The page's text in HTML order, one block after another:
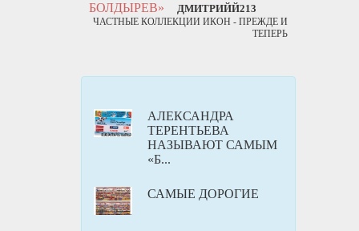
БОЛДЫРЕВ»
ДМИТРИЙЙ213
ЧАСТНЫЕ КОЛЛЕКЦИИ ИКОН - ПРЕЖДЕ И
ТЕПЕРЬ
АЛЕКСАНДРА
ТЕРЕНТЬЕВА
НАЗЫВАЮТ САМЫМ
«Б...
САМЫЕ ДОРОГИЕ